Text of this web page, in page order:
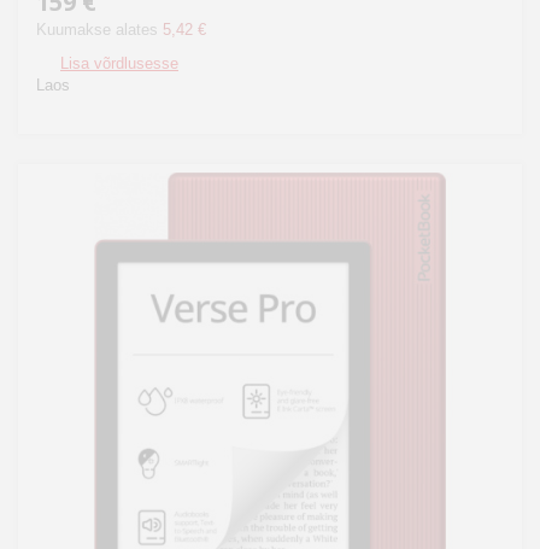
Kuumakse alates 5,42 €
Lisa võrdlusesse
Laos